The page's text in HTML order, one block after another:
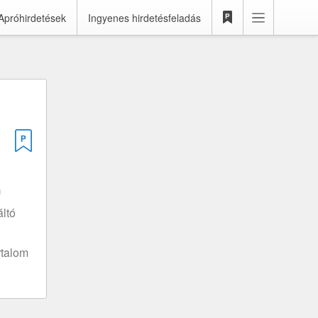
Ingyenes hirdetésfeladás